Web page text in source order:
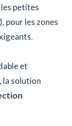
petites
pour les zones
et
la solution